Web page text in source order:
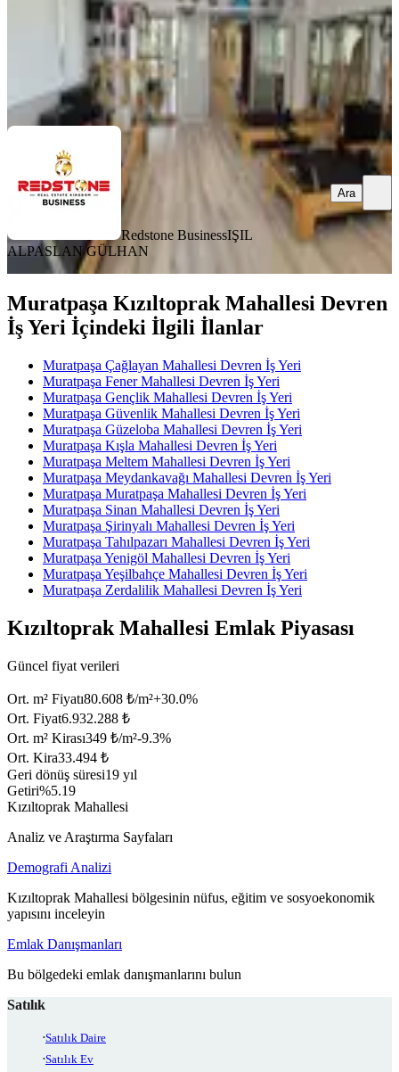
Redstone Business IŞIL ALPASLAN GÜLHAN
Ara
Redstone BusinessIŞIL
ALPASLAN GÜLHAN
Ara
Muratpaşa Kızıltoprak Mahallesi Devren
İş Yeri İçindeki İlgili İlanlar
Muratpaşa Çağlayan Mahallesi Devren İş Yeri
Muratpaşa Fener Mahallesi Devren İş Yeri
Muratpaşa Gençlik Mahallesi Devren İş Yeri
Muratpaşa Güvenlik Mahallesi Devren İş Yeri
Muratpaşa Güzeloba Mahallesi Devren İş Yeri
Muratpaşa Kışla Mahallesi Devren İş Yeri
Muratpaşa Meltem Mahallesi Devren İş Yeri
Muratpaşa Meydankavağı Mahallesi Devren İş Yeri
Muratpaşa Muratpaşa Mahallesi Devren İş Yeri
Muratpaşa Sinan Mahallesi Devren İş Yeri
Muratpaşa Şirinyalı Mahallesi Devren İş Yeri
Muratpaşa Tahılpazarı Mahallesi Devren İş Yeri
Muratpaşa Yenigöl Mahallesi Devren İş Yeri
Muratpaşa Yeşilbahçe Mahallesi Devren İş Yeri
Muratpaşa Zerdalilik Mahallesi Devren İş Yeri
Kızıltoprak Mahallesi Emlak Piyasası
Güncel fiyat verileri
Ort. m² Fiyatı80.608 ₺/m²+30.0%
Ort. Fiyat6.932.288 ₺
Ort. m² Kirası349 ₺/m²-9.3%
Ort. Kira33.494 ₺
Geri dönüş süresi19 yıl
Getiri%5.19
Kızıltoprak Mahallesi
Analiz ve Araştırma Sayfaları
Demografi Analizi
Kızıltoprak Mahallesi bölgesinin nüfus, eğitim ve sosyoekonomik
yapısını inceleyin
Emlak Danışmanları
Bu bölgedeki emlak danışmanlarını bulun
Satılık
Satılık Daire
Satılık Ev